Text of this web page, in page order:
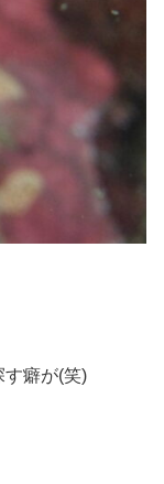
す癖が(笑)